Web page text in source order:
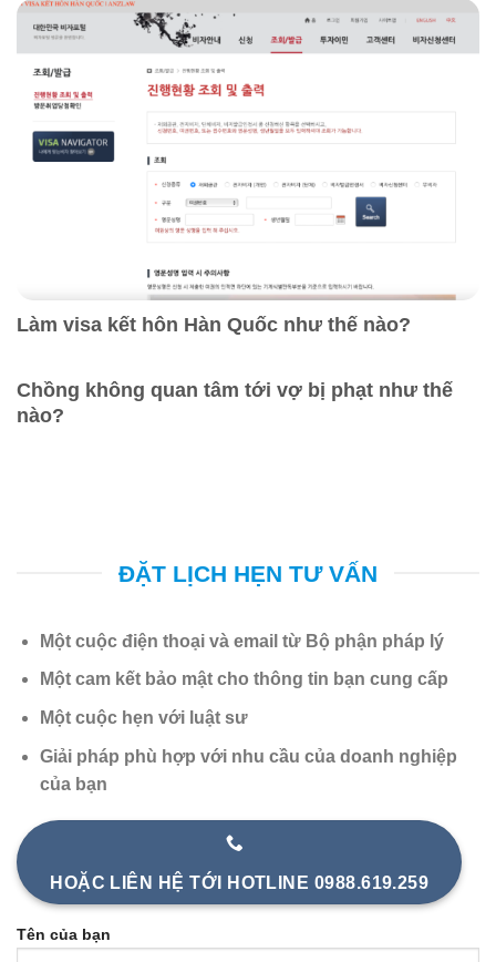
Làm visa kết hôn Hàn Quốc như thế nào?
Chồng không quan tâm tới vợ bị phạt như thế
nào?
ĐẶT LỊCH HẸN TƯ VẤN
Một cuộc điện thoại và email từ Bộ phận pháp lý
Một cam kết bảo mật cho thông tin bạn cung cấp
Một cuộc hẹn với luật sư
Giải pháp phù hợp với nhu cầu của doanh nghiệp
của bạn
HOẶC LIÊN HỆ TỚI HOTLINE 0988.619.259
Tên của bạn